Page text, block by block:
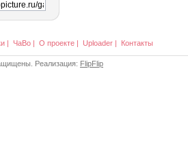
| ЧаВо | О проекте | Uploader | Контакты
Реализация: FlipFlip